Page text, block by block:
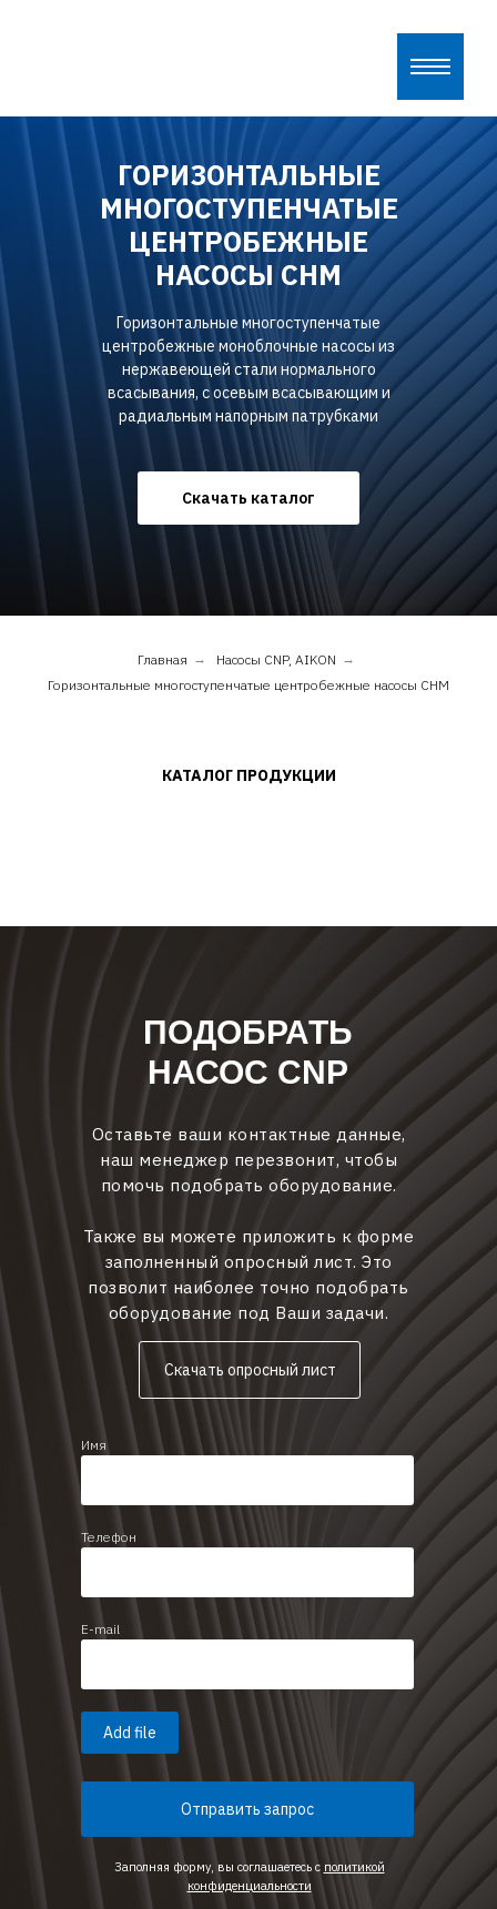
ГOРИЗОНТАЛЬНЫЕ
МНОГОСТУПЕНЧАТЫЕ
ЦЕНТРОБЕЖНЫЕ
НАСОСЫ СНM
Горизонтальные многоступенчатые
центробежные моноблочные насосы из
нержавеющей стали нормального
всасывания, с осевым всасывающим и
радиальным напорным патрубками
Скачать каталог
Главная → Насосы CNP, AIKON →
Горизонтальные многоступенчатые центробежные насосы CHM
КАТАЛОГ ПРОДУКЦИИ
ПОДОБРАТЬ
НАСОС CNP
Оставьте ваши контактные данные,
наш менеджер перезвонит, чтобы
помочь подобрать оборудование.
Также вы можете приложить к форме
заполненный опросный лист. Это
позволит наиболее точно подобрать
оборудование под Ваши задачи.
Имя
Телефон
E-mail
Add file
Отправить запрос
Скачать опросный лист
Заполняя форму, вы соглашаетесь с политикой
конфиденциальности